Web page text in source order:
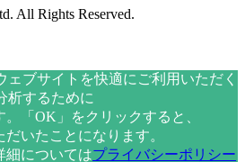
All Rights Reserved.
ェブサイトを快適にご利用いただく
析するために
「OK」をクリックすると、
いたことになります。
細についてはプライバシーポリシー